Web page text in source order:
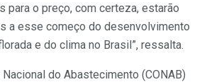
para o preço, com certeza, estarão
a esse começo do desenvolvimento
e do clima no Brasil”, ressalta.
do Abastecimento (CONAB)